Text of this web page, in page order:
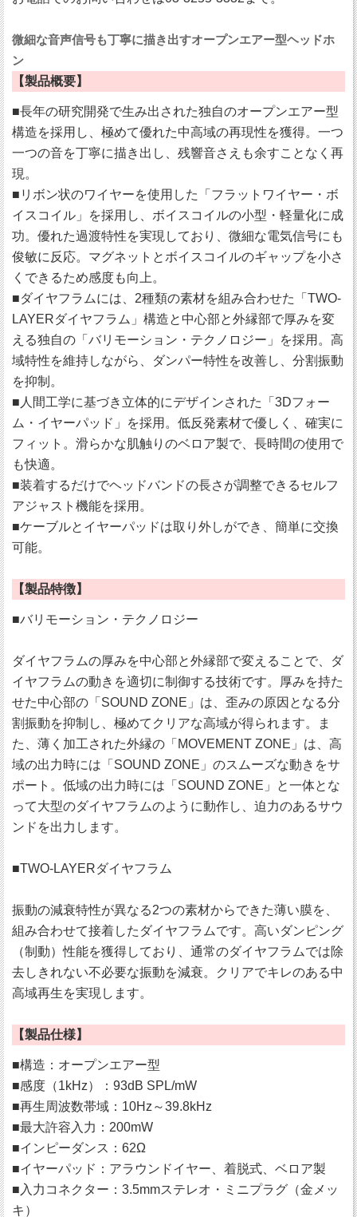
微細な音声信号も丁寧に描き出すオープンエアー型ヘッドホ
ン
【製品概要】
■長年の研究開発で生み出された独自のオープンエアー型
構造を採用し、極めて優れた中高域の再現性を獲得。一つ
一つの音を丁寧に描き出し、残響音さえも余すことなく再
現。
■リボン状のワイヤーを使用した「フラットワイヤー・ボ
イスコイル」を採用し、ボイスコイルの小型・軽量化に成
功。優れた過渡特性を実現しており、微細な電気信号にも
俊敏に反応。マグネットとボイスコイルのギャップを小さ
くできるため感度も向上。
■ダイヤフラムには、2種類の素材を組み合わせた「TWO-
LAYERダイヤフラム」構造と中心部と外縁部で厚みを変
える独自の「バリモーション・テクノロジー」を採用。高
域特性を維持しながら、ダンパー特性を改善し、分割振動
を抑制。
■人間工学に基づき立体的にデザインされた「3Dフォー
ム・イヤーパッド」を採用。低反発素材で優しく、確実に
フィット。滑らかな肌触りのベロア製で、長時間の使用で
も快適。
■装着するだけでヘッドバンドの長さが調整できるセルフ
アジャスト機能を採用。
■ケーブルとイヤーパッドは取り外しができ、簡単に交換
可能。
【製品特徴】
■バリモーション・テクノロジー
ダイヤフラムの厚みを中心部と外縁部で変えることで、ダ
イヤフラムの動きを適切に制御する技術です。厚みを持た
せた中心部の「SOUND ZONE」は、歪みの原因となる分
割振動を抑制し、極めてクリアな高域が得られます。ま
た、薄く加工された外縁の「MOVEMENT ZONE」は、高
域の出力時には「SOUND ZONE」のスムーズな動きをサ
ポート。低域の出力時には「SOUND ZONE」と一体とな
って大型のダイヤフラムのように動作し、迫力のあるサウ
ンドを出力します。
■TWO-LAYERダイヤフラム
振動の減衰特性が異なる2つの素材からできた薄い膜を、
組み合わせて接着したダイヤフラムです。高いダンピング
（制動）性能を獲得しており、通常のダイヤフラムでは除
去しきれない不必要な振動を減衰。クリアでキレのある中
高域再生を実現します。
【製品仕様】
■構造：オープンエアー型
■感度（1kHz）：93dB SPL/mW
■再生周波数帯域：10Hz～39.8kHz
■最大許容入力：200mW
■インピーダンス：62Ω
■イヤーパッド：アラウンドイヤー、着脱式、ベロア製
■入力コネクター：3.5mmステレオ・ミニプラグ（金メッ
キ）